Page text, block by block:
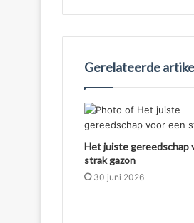
Gerelateerde
Het juiste gereedschap
strak gazon
30 juni 2026